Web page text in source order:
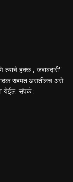
हक्क , जबाबदारी''
सहमत असतीलच असे
येईल. संपर्क :-